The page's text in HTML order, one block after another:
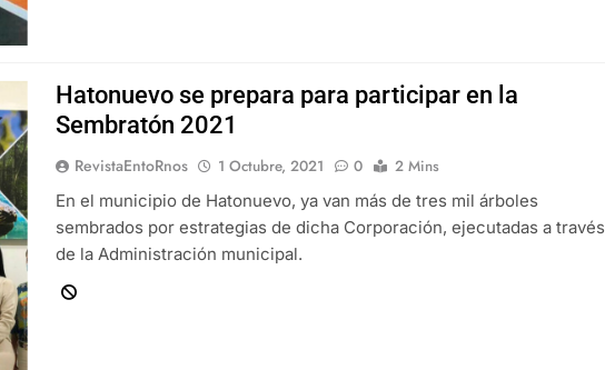
Hatonuevo se prepara para participar en la
Sembratón 2021
RevistaEntoRnos 1 Octubre, 2021 0
2 Mins
En el municipio de Hatonuevo, ya van más de tres mil árboles
sembrados por estrategias de dicha Corporación, ejecutadas a través
de la Administración municipal.